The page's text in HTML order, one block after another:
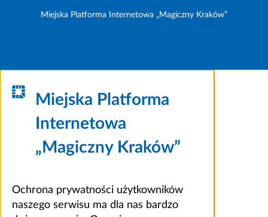
Miejska Platforma Internetowa „Magiczny Kraków”
Miejska Platforma
Internetowa
„Magiczny Kraków”
Ochrona prywatności użytkowników
naszego serwisu ma dla nas bardzo